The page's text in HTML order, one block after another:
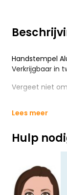
Handstempel
Verkrijgbaar in
Vergeet niet
Lees meer
Hulp